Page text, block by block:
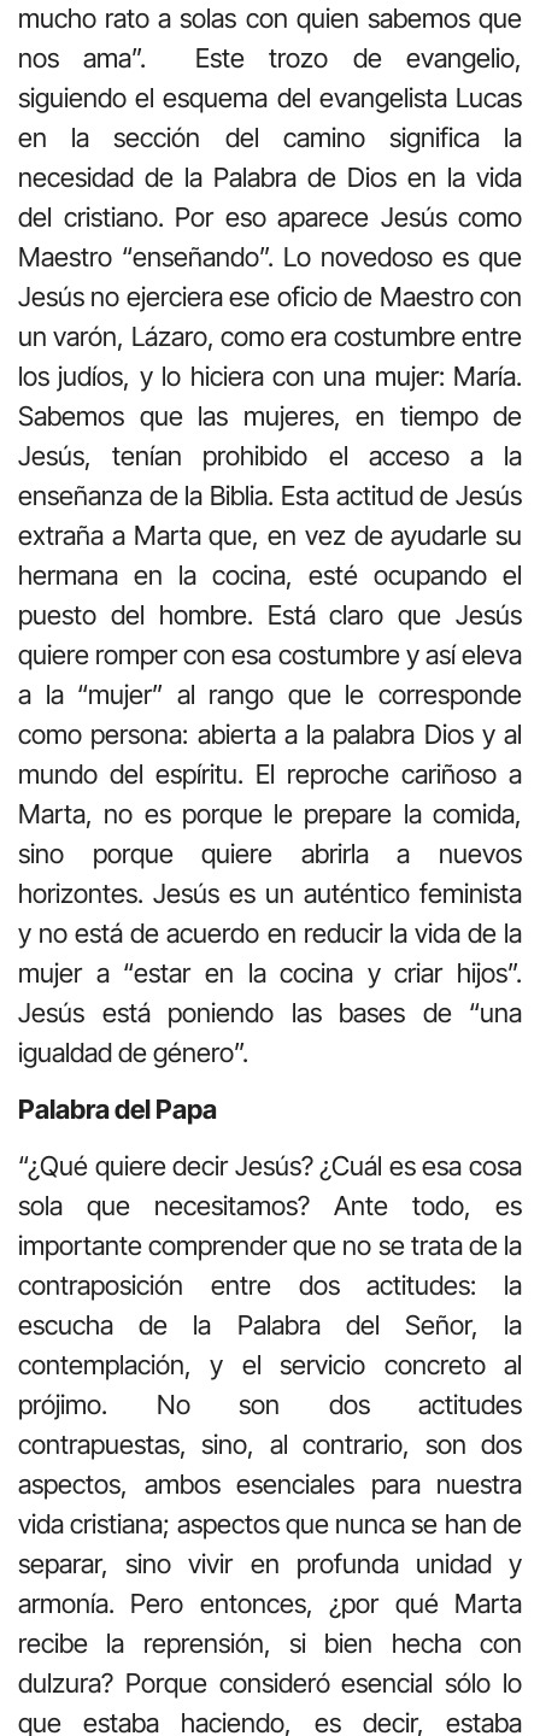
mucho rato a solas con quien sabemos que
nos ama”. Este trozo de evangelio,
siguiendo el esquema del evangelista Lucas
en la sección del camino significa la
necesidad de la Palabra de Dios en la vida
del cristiano. Por eso aparece Jesús como
Maestro “enseñando”. Lo novedoso es que
Jesús no ejerciera ese oficio de Maestro con
un varón, Lázaro, como era costumbre entre
los judíos, y lo hiciera con una mujer: María.
Sabemos que las mujeres, en tiempo de
Jesús, tenían prohibido el acceso a la
enseñanza de la Biblia. Esta actitud de Jesús
extraña a Marta que, en vez de ayudarle su
hermana en la cocina, esté ocupando el
puesto del hombre. Está claro que Jesús
quiere romper con esa costumbre y así eleva
a la “mujer” al rango que le corresponde
como persona: abierta a la palabra Dios y al
mundo del espíritu. El reproche cariñoso a
Marta, no es porque le prepare la comida,
sino porque quiere abrirla a nuevos
horizontes. Jesús es un auténtico feminista
y no está de acuerdo en reducir la vida de la
mujer a “estar en la cocina y criar hijos”.
Jesús está poniendo las bases de “una
igualdad de género”.
Palabra del Papa
“¿Qué quiere decir Jesús? ¿Cuál es esa cosa
sola que necesitamos? Ante todo, es
importante comprender que no se trata de la
contraposición entre dos actitudes: la
escucha de la Palabra del Señor, la
contemplación, y el servicio concreto al
prójimo. No son dos actitudes
contrapuestas, sino, al contrario, son dos
aspectos, ambos esenciales para nuestra
vida cristiana; aspectos que nunca se han de
separar, sino vivir en profunda unidad y
armonía. Pero entonces, ¿por qué Marta
recibe la reprensión, si bien hecha con
dulzura? Porque consideró esencial sólo lo
que estaba haciendo, es decir, estaba